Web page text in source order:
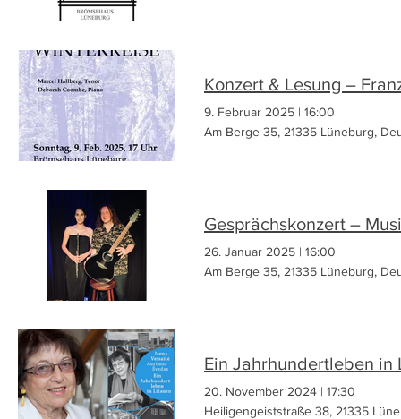
Konzert & Lesung –
9. Februar 2025 | 16:00
Am Berge 35, 21335 Lüneburg,
Gesprächskonzert –
26. Januar 2025 | 16:00
Am Berge 35, 21335 Lüneburg,
Ein Jahrhundertleben in
20. November 2024 | 17:30
Heiligengeiststraße 38, 21335